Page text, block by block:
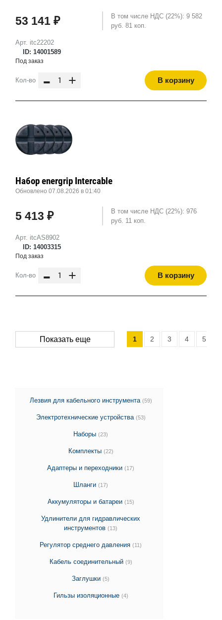
Лезвия для кабельного инструмента (59)
Электротехнические устройства (53)
Наборы (23)
Комплекты (22)
Адаптеры и переходники (17)
Шланги (17)
Аккумуляторы и батареи (15)
Удлинители для гидравлических
инструментов (13)
Регулятор среднего давления (11)
Кабель соединительный (9)
Заглушки (5)
Гильзы изоляционные (4)
Арт. itc22202
ID: 14001589
53 141 ₽
В том числе НДС (22%): 9 582
руб. 81 коп.
Под заказ
Кол-во - + В корзину
Арт. itcAS8902
ID: 14003315
Набор energrip Intercable
Обновлено 07.08.2026 в 01:40
5 413 ₽
В том числе НДС (22%): 976
руб. 11 коп.
Под заказ
Кол-во - + В корзину
Показать еще 1 2 3 4 5